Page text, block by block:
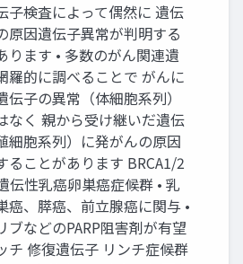
⼦検査によって偶然に 遺伝
原因遺伝⼦異常が判明する
ります • 多数のがん関連遺
羅的に調べることで がんに
伝⼦の異常（体細胞系列）
なく 親から受け継いだ遺伝
細胞系列）に発がんの原因
ることがあります BRCA1/2
伝性乳癌卵巣癌症候群 • 乳
癌、膵癌、前⽴腺癌に関与 •
ブなどのPARP阻害剤が有望
チ 修復遺伝⼦ リンチ症候群